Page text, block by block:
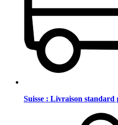
Suisse : Livraison standard